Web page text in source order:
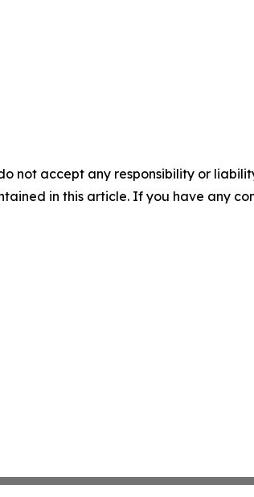
not accept any responsibility or
in this article. If you have any